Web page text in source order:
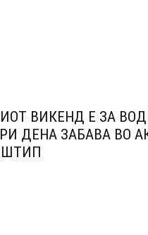
ВИКЕНД Е ЗА
ДЕНА ЗАБАВА ВО